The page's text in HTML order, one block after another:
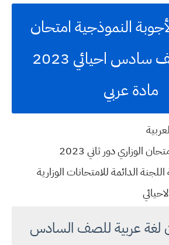
النموذجية امتحان
دور ثاني صف سادس احيائي 2023
مادة عربي
لغة عربية للصف السادس